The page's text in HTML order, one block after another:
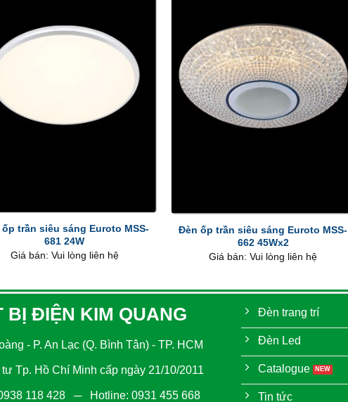
trần siêu sáng Euroto MSS-
681 24W
Giá bán: Vui lòng liên hệ
Đèn ốp trần siêu sáng Euroto MSS-
662 45Wx2
Giá bán: Vui lòng liên hệ
BỊ ĐIỆN KIM QUANG
- P. An Lạc (Q. Bình Tân) - TP. HCM
Tp. Hồ Chí Minh cấp ngày 21/10/2011
118 428─ Hotline: 0931 455 668
Đèn trang trí
Đèn Led
Catalogue
Tin tức